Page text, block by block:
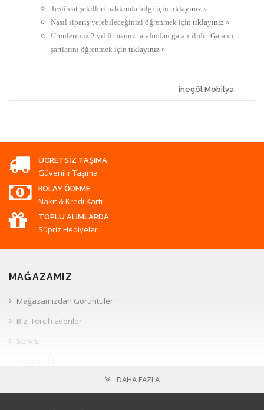
Teslimat şekilleri hakkında bilgi için tıklayınız »
Nasıl sipariş verebileceğinizi öğrenmek için tıklayınız »
Ürünlerimiz 2 yıl firmamız tarafından garantilidir. Garanti
şartlarını öğrenmek için tıklayınız »
inegöl Mobilya
ÜCRETSIZ TAŞIMA
Güvenilir Taşıma
KOLAY ÖDEME
Nakit & Kredi Kartı
TOPLU ALIMLARDA
Süpriz Hediyeler
MAĞAZAMIZ
Mağazamızdan Görüntüler
Bizi Tercih Edenler
Servis
DAHA FAZLA